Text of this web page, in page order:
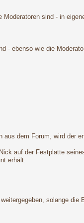
sind - in
- ebenso wie die
dem Forum, wird der
auf der Festplatte
erhält.
solange die